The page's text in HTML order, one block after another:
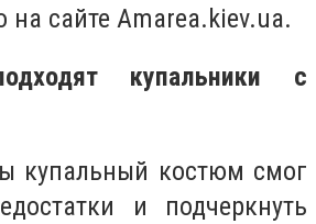
сайте Amarea.kiev.ua.
купальники с
купальный костюм смог
и подчеркнуть